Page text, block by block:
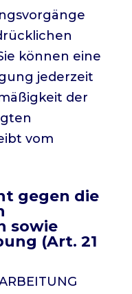
können eine
jederzeit
der
vom
gegen die
sowie
(Art. 21